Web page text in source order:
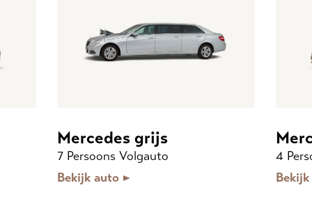
Mercedes grijs
7 Persoons Volgauto
Bekijk auto
4